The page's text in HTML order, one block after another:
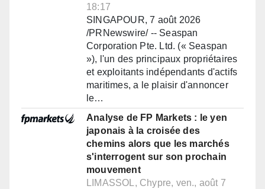
18:17
SINGAPOUR, 7 août 2026
/PRNewswire/ -- Seaspan
Corporation Pte. Ltd. (« Seaspan
»), l'un des principaux propriétaires
et exploitants indépendants d'actifs
maritimes, a le plaisir d'annoncer
le…
Analyse de FP Markets : le yen
japonais à la croisée des
chemins alors que les marchés
s'interrogent sur son prochain
mouvement
LIMASSOL, Chypre, ven., août 7